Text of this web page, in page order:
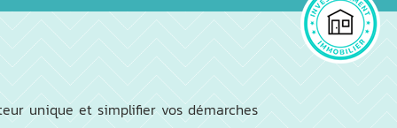
unique et simplifier vos démarches